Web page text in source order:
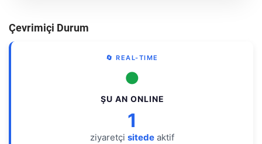
Çevrimiçi Durum
🔄 REAL-TIME
●
ŞU AN ONLINE
1
ziyaretçi sitede aktif